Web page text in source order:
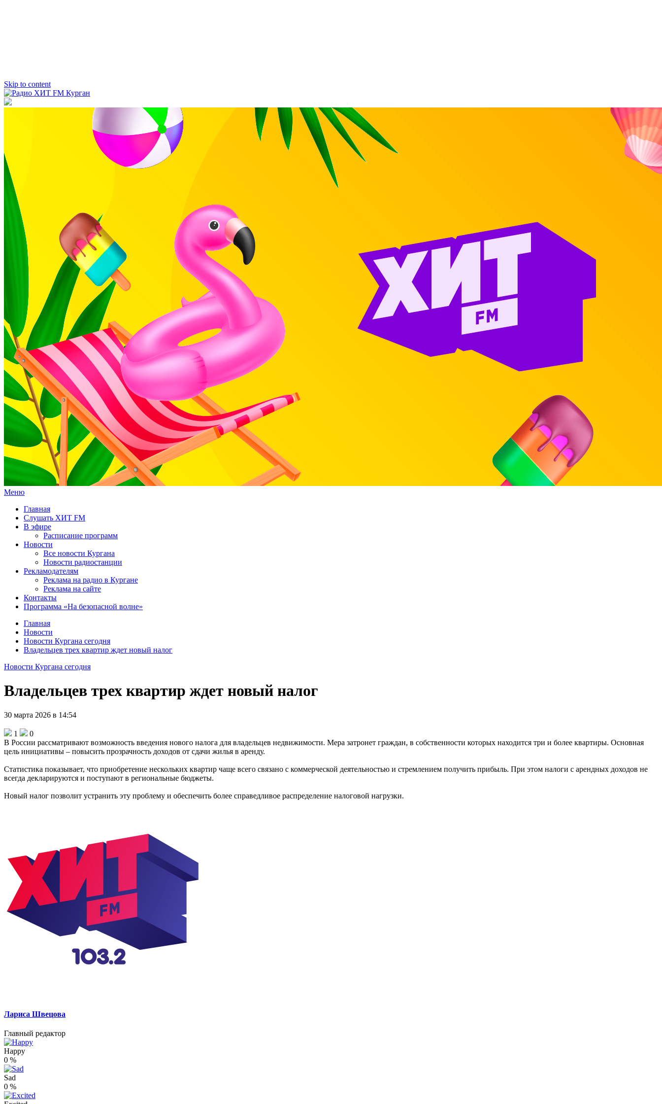
Skip to content
Радио ХИТ FM Курган
103.2 FM
Меню
Главная
Слушать ХИТ FM
В эфире
Расписание программ
Новости
Все новости Кургана
Новости радиостанции
Рекламодателям
Реклама на радио в Кургане
Реклама на сайте
Контакты
Программа «На безопасной волне»
Главная
Новости
Новости Кургана сегодня
Владельцев трех квартир ждет новый налог
Новости Кургана сегодня
Владельцев трех квартир ждет новый налог
30 марта 2026 в 14:54
1
0
В России рассматривают возможность введения нового налога для владельцев недвижимости. Мера затронет граждан, в собственности которых находится три и более квартиры. Основная
цель инициативы – повысить прозрачность доходов от сдачи жилья в аренду.
Статистика показывает, что приобретение нескольких квартир чаще всего связано с коммерческой деятельностью и стремлением получить прибыль. При этом налоги с арендных доходов не
всегда декларируются и поступают в региональные бюджеты.
Новый налог позволит устранить эту проблему и обеспечить более справедливое распределение налоговой нагрузки.
Лариса Швецова
Главный редактор
Happy
0 %
Sad
0 %